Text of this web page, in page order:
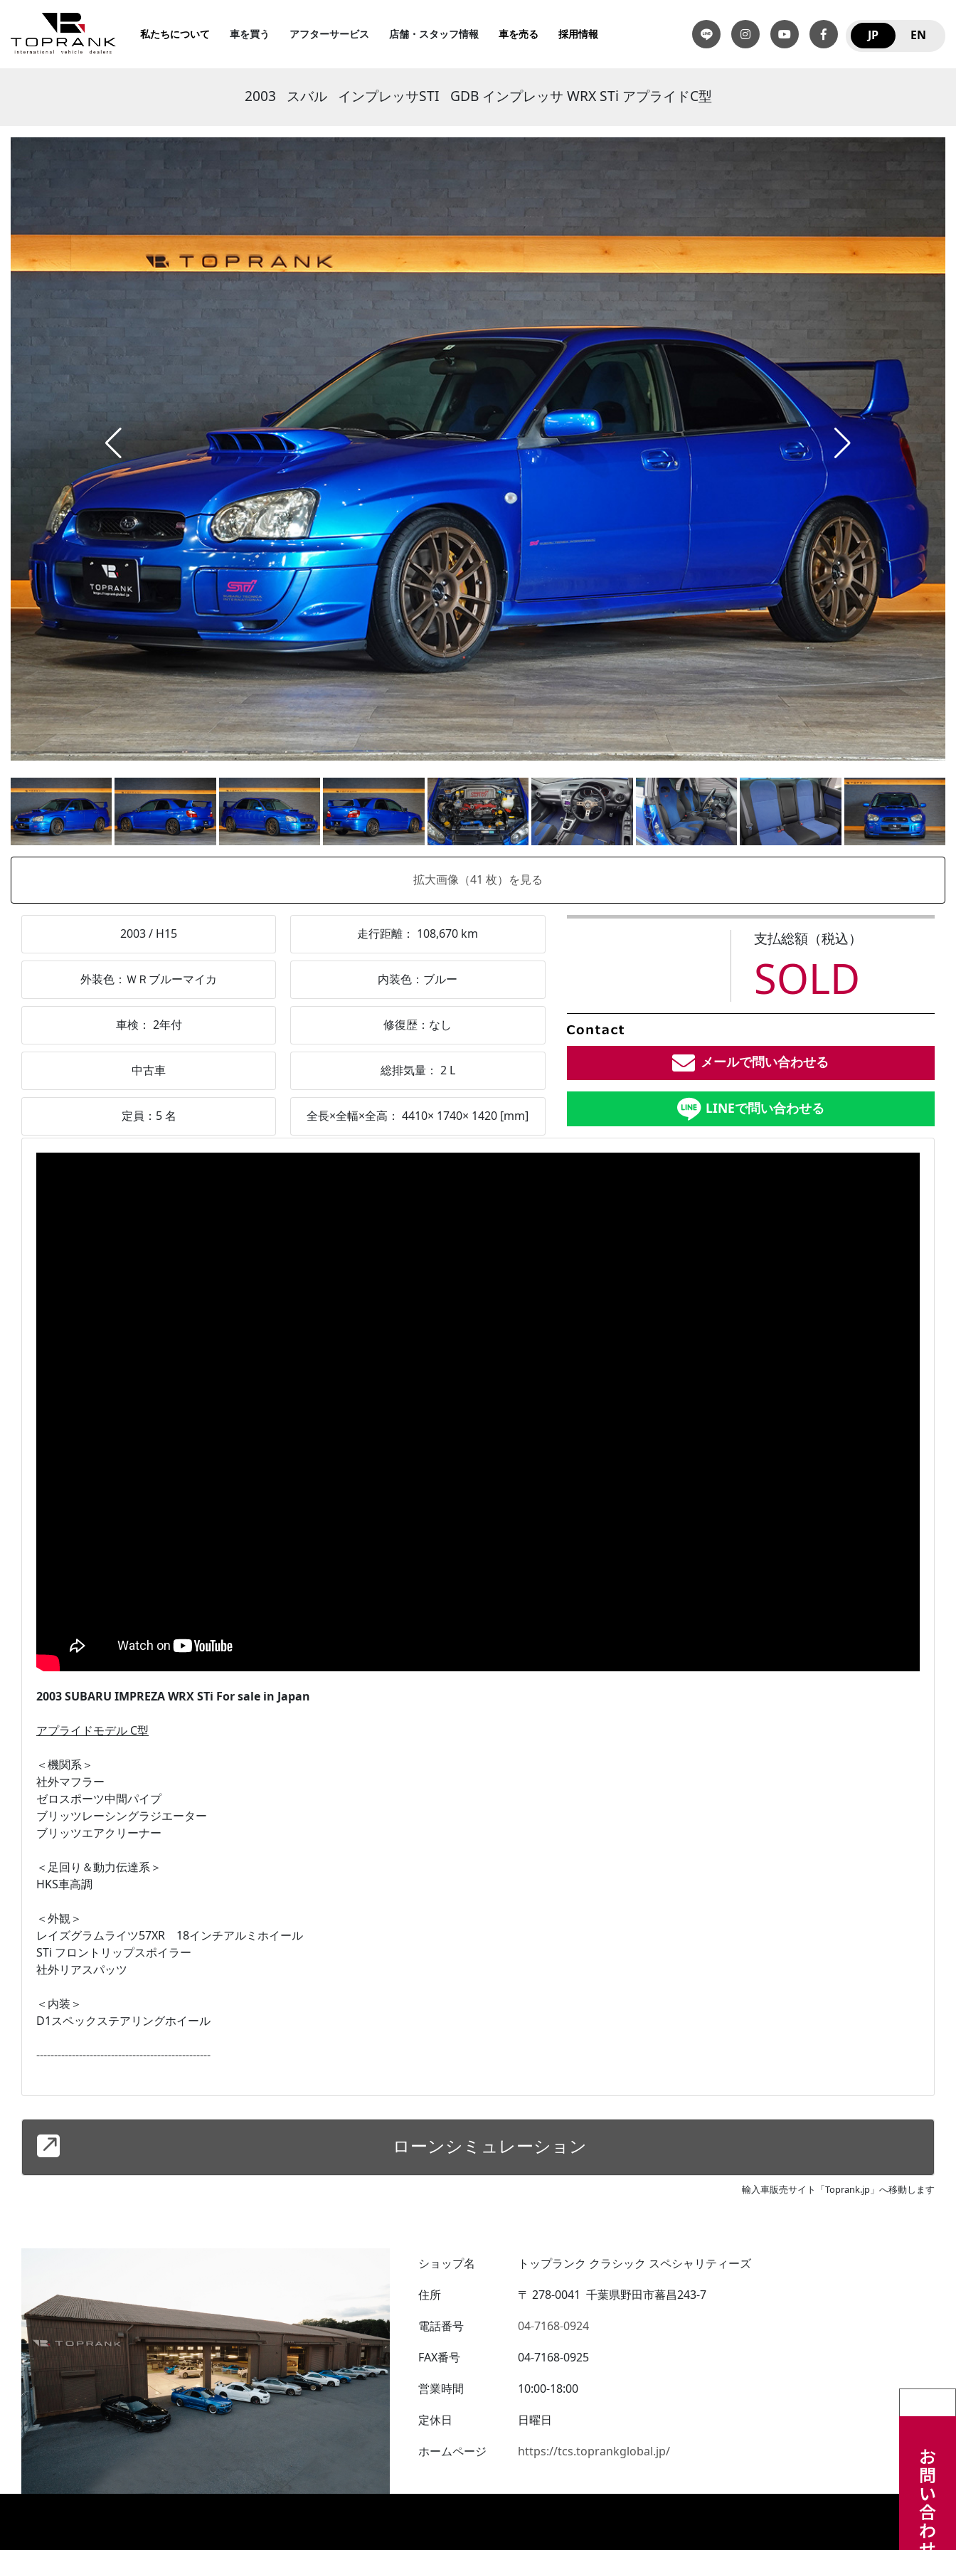
私たちについて 車を買う アフターサービス 店舗・スタッフ情報 車を売る 採用情報 JP EN
2003 スバル インプレッサSTI GDB インプレッサ WRX STi アプライドC型
拡大画像（41 枚）を見る
2003/ H15 走行距離： 108,670 km
外装色： ＷＲブルーマイカ 内装色： ブルー
車検： 2年付 修復歴： なし
中古車 総排気量： 2 L
定員： 5名 全長×全幅×全高： 4410× 1740× 1420 [mm]
支払総額（税込）
SOLD
メールで問い合わせる
LINEで問い合わせる
2003 SUBARU IMPREZA WRX STi For sale in Japan
アプライドモデル C型
＜機関系＞
社外マフラー
ゼロスポーツ中間パイプ
ブリッツレーシングラジエーター
ブリッツエアクリーナー
＜足回り＆動力伝達系＞
HKS車高調
＜外観＞
レイズグラムライツ57XR 18インチアルミホイール
STi フロントリップスポイラー
社外リアスパッツ
＜内装＞
D1スペックステアリングホイール
-------------------------------------------------
ローンシミュレーション
輸入車販売サイト「Toprank.jp」へ移動します
ショップ名
トップランク クラシック スペシャリティーズ
住所
〒 278-0041 千葉県野田市蕃昌243-7
電話番号
04-7168-0924
FAX番号
04-7168-0925
営業時間
10:00-18:00
定休日
日曜日
ホームページ
https://tcs.toprankglobal.jp/